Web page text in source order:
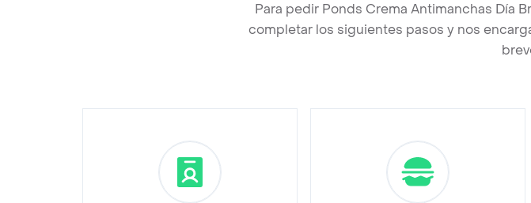
Para pedir Ponds Crema Antimanchas Día
completar los siguientes pasos y nos